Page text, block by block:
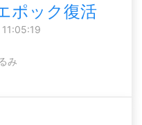
ポック復活
み